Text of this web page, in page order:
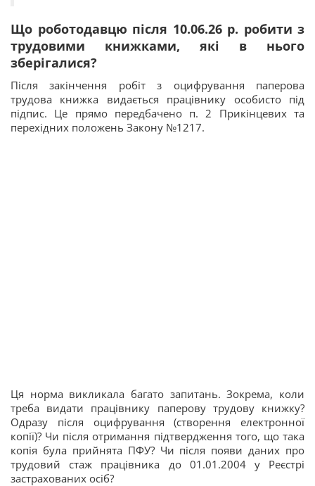
Що роботодавцю після 10.06.26 р. робити з
трудовими книжками, які в нього
зберігалися?
Після закінчення робіт з оцифрування паперова
трудова книжка видається працівнику особисто під
підпис. Це прямо передбачено п. 2 Прикінцевих та
перехідних положень Закону №1217.
Ця норма викликала багато запитань. Зокрема, коли
треба видати працівнику паперову трудову книжку?
Одразу після оцифрування (створення електронної
копії)? Чи після отримання підтвердження того, що така
копія була прийнята ПФУ? Чи після появи даних про
трудовий стаж працівника до 01.01.2004 у Реєстрі
застрахованих осіб?